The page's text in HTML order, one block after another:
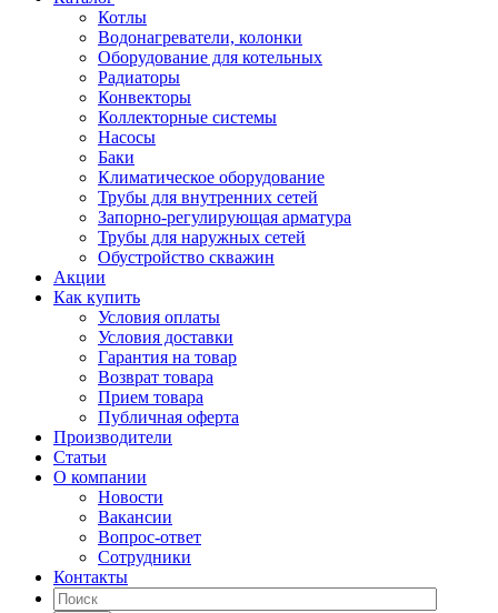
Котлы
Водонагреватели, колонки
Оборудование для котельных
Радиаторы
Конвекторы
Коллекторные системы
Насосы
Баки
Климатическое оборудование
Трубы для внутренних сетей
Запорно-регулирующая арматура
Трубы для наружных сетей
Обустройство скважин
Акции
Как купить
Условия оплаты
Условия доставки
Гарантия на товар
Возврат товара
Прием товара
Публичная оферта
Производители
Статьи
О компании
Новости
Вакансии
Вопрос-ответ
Сотрудники
Контакты